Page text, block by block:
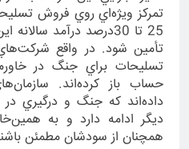
تمركز ويژه‌اي روي فروش
25 تا 30درصد درآمد
تأمين شود. در واقع
تسليحات براي جنگ در
حساب باز كرده‌اند.
داده‌اند كه جنگ و درگيري در
ديگر ادامه دارد و به
همچنان از سودشان مطمئن